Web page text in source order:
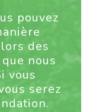
pouvez
des
nous
vous
serez